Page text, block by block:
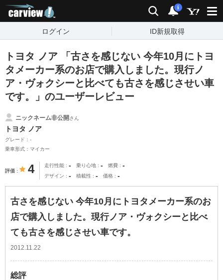
検索 通知
i
ログイン ID新規取得
トヨタ ノア 「古さを感じない 今年10月にトヨ
タメーカー系のお店で購入しました。現行ノ
ア・ヴォクシーと比べても古さを感じさせい車
です。」のユーザーレビュー
ニックネーム非公開さん
トヨタ ノア
グレード：-
乗車形式：マイカー
評価 4 走行性能 - 乗り心地 - 燃費 -
デザイン - 積載性 - 価格 -
古さを感じない 今年10月にトヨタメーカー系のお
店で購入しました。現行ノア・ヴォクシーと比べ
ても古さを感じさせい車です。
2012.11.22
総評